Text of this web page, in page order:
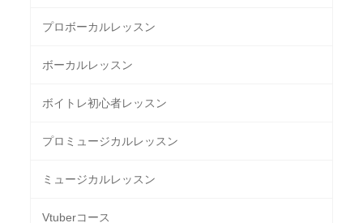
プロボーカルレッスン
ボーカルレッスン
ボイトレ初心者レッスン
プロミュージカルレッスン
ミュージカルレッスン
Vtuberコース